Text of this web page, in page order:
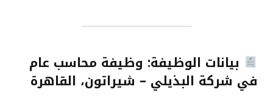
بيانات الوظيفة: وظيفة محاسب عام
في شركة البذيلي – شيراتون، القاهرة